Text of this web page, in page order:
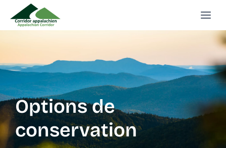
contenu
Options de
conservation